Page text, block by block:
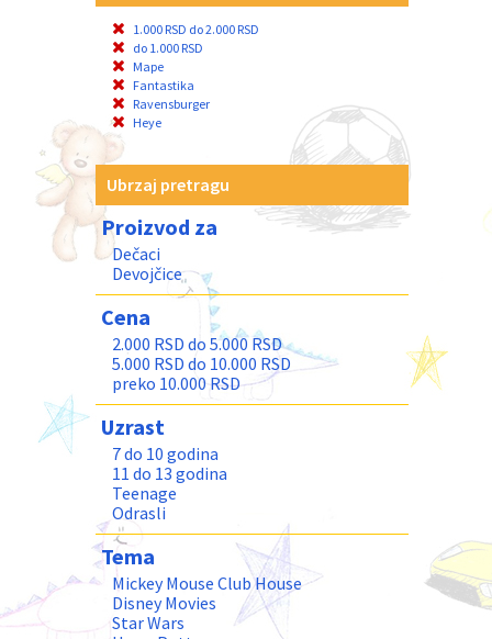
1.000 RSD do 2.000 RSD
do 1.000 RSD
Mape
Fantastika
Ravensburger
Heye
Ubrzaj pretragu
Proizvod za
Dečaci
Devojčice
Cena
2.000 RSD do 5.000 RSD
5.000 RSD do 10.000 RSD
preko 10.000 RSD
Uzrast
7 do 10 godina
11 do 13 godina
Teenage
Odrasli
Tema
Mickey Mouse Club House
Disney Movies
Star Wars